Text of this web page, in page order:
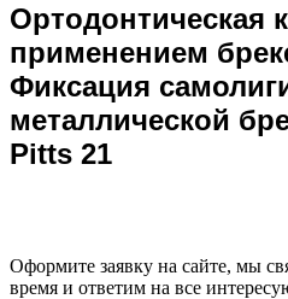
Ортодонтическая
применением
Фиксация
металлической
Pitts 21
Оформите заявку на сайте, мы
время и ответим на все